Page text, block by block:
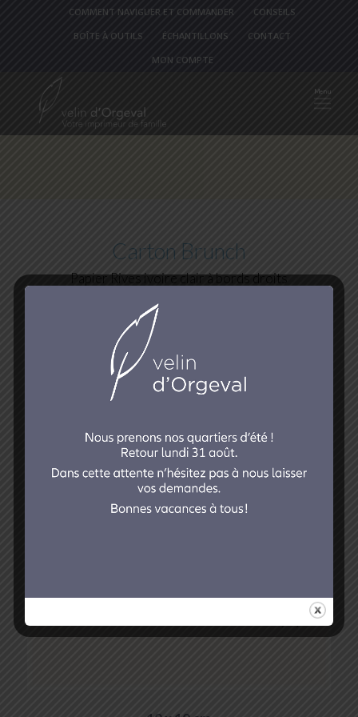
COMMENT NAVIGUER ET COMMANDER
CONSEILS
BOÎTE À OUTILS
ÉCHANTILLONS
CONTACT
MON COMPTE
Carton Brunch
Papier Rives ivoire clair à bords droits
Carton Brunch